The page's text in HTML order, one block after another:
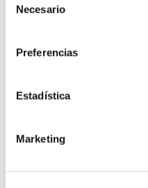
Más información
Necesario
Preferencias
Estadística
Marketing
Ronda de Guglielmo Marconi, 13
46980 Paterna, Valencia